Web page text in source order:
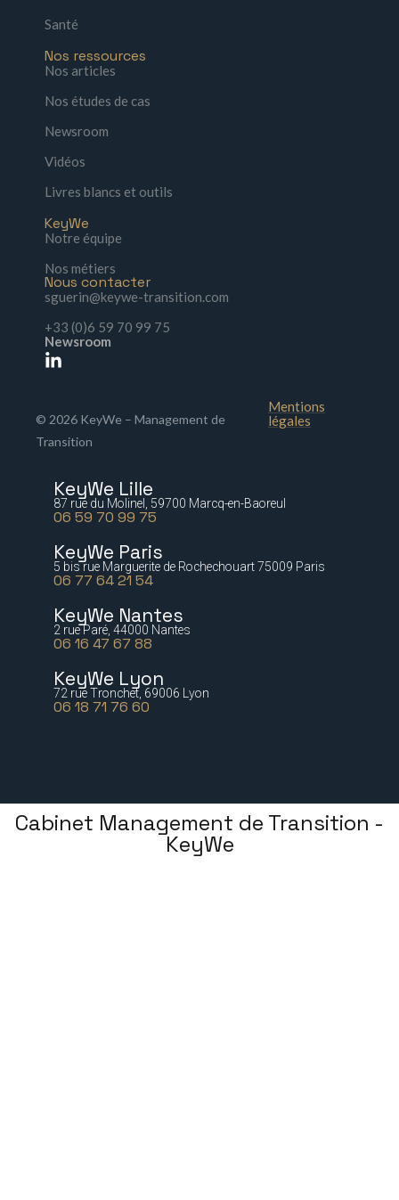
Santé
Nos ressources
Nos articles
Nos études de cas
Newsroom
Vidéos
Livres blancs et outils
KeyWe
Notre équipe
Nos métiers
Nous contacter
sguerin@keywe-transition.com
+33 (0)6 59 70 99 75
Newsroom
© 2026 KeyWe – Management de
Transition
Mentions
légales
KeyWe Lille
87 rue du Molinel, 59700 Marcq-en-Baoreul
06 59 70 99 75
KeyWe Paris
5 bis rue Marguerite de Rochechouart 75009 Paris
06 77 64 21 54
KeyWe Nantes
2 rue Paré, 44000 Nantes
06 16 47 67 88
KeyWe Lyon
72 rue Tronchet, 69006 Lyon
06 18 71 76 60
Cabinet Management de Transition -
KeyWe